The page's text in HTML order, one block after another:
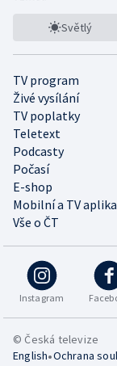
Světlý
TV program
Živé vysílání
TV poplatky
Teletext
Podcasty
Počasí
E-shop
Mobilní a TV
Vše o ČT
Instagram
© Česká televize
English•Ochrana